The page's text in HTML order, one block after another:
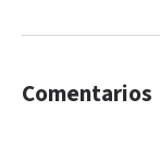
Comentarios